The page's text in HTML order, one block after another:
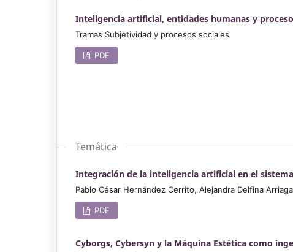
Inteligencia artificial, entidades humanas y
Tramas Subjetividad y procesos sociales
PDF
Temática
Integración de la inteligencia artificial en el
Pablo César Hernández Cerrito, Alejandra Delfina
PDF
Cyborgs, Cybersyn y la Máquina Estética como